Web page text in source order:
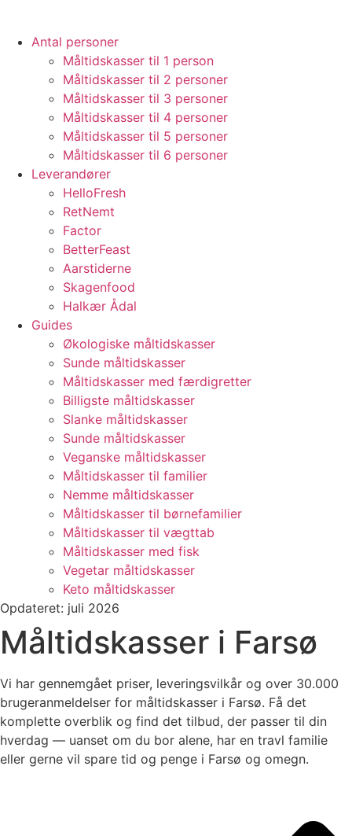
Antal personer
Måltidskasser til 1 person
Måltidskasser til 2 personer
Måltidskasser til 3 personer
Måltidskasser til 4 personer
Måltidskasser til 5 personer
Måltidskasser til 6 personer
Leverandører
HelloFresh
RetNemt
Factor
BetterFeast
Aarstiderne
Skagenfood
Halkær Ådal
Guides
Økologiske måltidskasser
Sunde måltidskasser
Måltidskasser med færdigretter
Billigste måltidskasser
Slanke måltidskasser
Sunde måltidskasser
Veganske måltidskasser
Måltidskasser til familier
Nemme måltidskasser
Måltidskasser til børnefamilier
Måltidskasser til vægttab
Måltidskasser med fisk
Vegetar måltidskasser
Keto måltidskasser
Opdateret: juli 2026
Måltidskasser i Farsø
Vi har gennemgået priser, leveringsvilkår og over 30.000
brugeranmeldelser for måltidskasser i Farsø. Få det
komplette overblik og find det tilbud, der passer til din
hverdag — uanset om du bor alene, har en travl familie
eller gerne vil spare tid og penge i Farsø og omegn.